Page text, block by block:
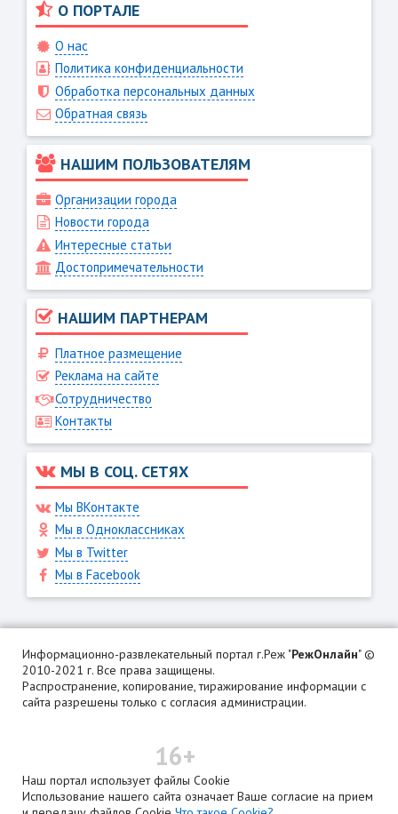
О ПОРТАЛЕ
О нас
Политика конфиденциальности
Обработка персональных данных
Обратная связь
НАШИМ ПОЛЬЗОВАТЕЛЯМ
Организации города
Новости города
Интересные статьи
Достопримечательности
НАШИМ ПАРТНЕРАМ
Платное размещение
Реклама на сайте
Сотрудничество
Контакты
МЫ В СОЦ. СЕТЯХ
Мы ВКонтакте
Мы в Одноклассниках
Мы в Twitter
Мы в Facebook
Информационно-развлекательный портал г.Реж "РежОнлайн" ©
2010-2021 г. Все права защищены.
Распространение, копирование, тиражирование информации с
сайта разрешены только с согласия администрации.
16+
Наш портал использует файлы Cookie
Использование нашего сайта означает Ваше согласие на прием